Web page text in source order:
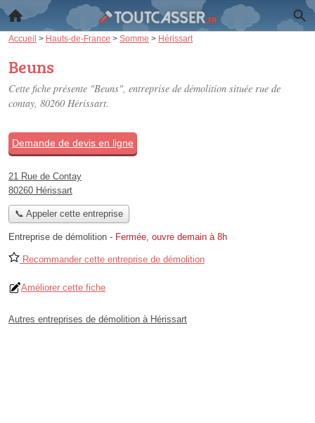
Accueil > Hauts-de-France > Somme > Hérissart
Beuns
Cette fiche présente "Beuns", entreprise de démolition située rue de
contay, 80260 Hérissart.
Demande de devis en ligne
21 Rue de Contay
80260 Hérissart
📞 Appeler cette entreprise
Entreprise de démolition - Fermée, ouvre demain à 8h
Recommander cette entreprise de démolition
Améliorer cette fiche
Autres entreprises de démolition à Hérissart